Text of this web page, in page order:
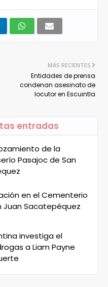
MÁS RECIENTES
Entidades de prensa
condenan asesinato de
locutor en Escuintla
entradas
de la
Pasajoc de San
en el Cementerio
Juan Sacatepéquez
investiga el
a Liam Payne